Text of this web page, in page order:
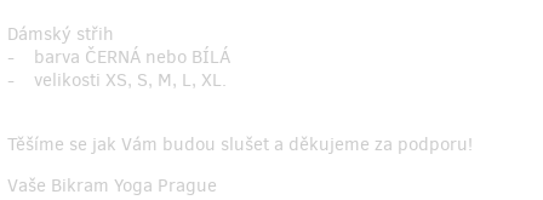
Dámský střih
- barva ČERNÁ nebo BÍLÁ
- velikosti XS, S, M, L, XL.
Těšíme se jak Vám budou slušet a děkujeme za podporu!
Vaše Bikram Yoga Prague